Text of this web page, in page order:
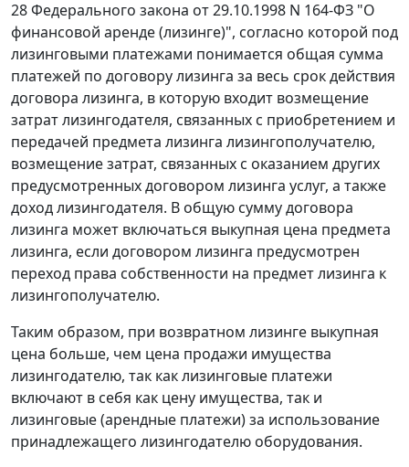
28Федерального закона от 29.10.1998 N 164-ФЗ "О
финансовой аренде (лизинге)", согласно которой под
лизинговыми платежами понимается общая сумма
платежей по договору лизинга за весь срок действия
договора лизинга, в которую входит возмещение
затрат лизингодателя, связанных с приобретением и
передачей предмета лизинга лизингополучателю,
возмещение затрат, связанных с оказанием других
предусмотренных договором лизинга услуг, а также
доход лизингодателя. В общую сумму договора
лизинга может включаться выкупная цена предмета
лизинга, если договором лизинга предусмотрен
переход права собственности на предмет лизинга к
лизингополучателю.
Таким образом, при возвратном лизинге выкупная
цена больше, чем цена продажи имущества
лизингодателю, так как лизинговые платежи
включают в себя как цену имущества, так и
лизинговые (арендные платежи) за использование
принадлежащего лизингодателю оборудования.